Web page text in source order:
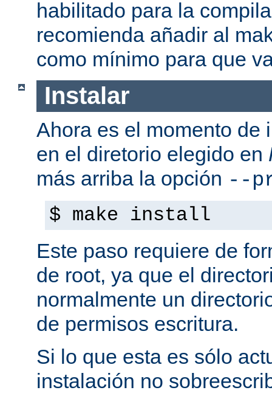
habilitado para la
recomienda añadir al
como mínimo para que
Instalar
Ahora es el momento de
en el diretorio elegido en
más arriba la opción --
$ make install
Este paso requiere de
de root, ya que el
normalmente un
de permisos escritura.
Si lo que esta es sólo
instalación no